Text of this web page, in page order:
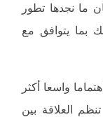
ما نجدها تطور
بما يتوافق مع
واسعا أكثر
العلاقة بين